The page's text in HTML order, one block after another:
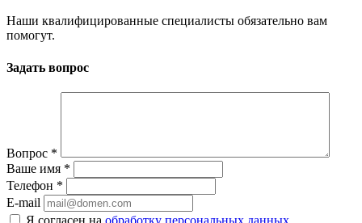
Наши квалифицированные специалисты обязательно вам
помогут.
Задать вопрос
Вопрос *
Ваше имя *
Телефон *
E-mail
Я согласен на обработку персональных данных